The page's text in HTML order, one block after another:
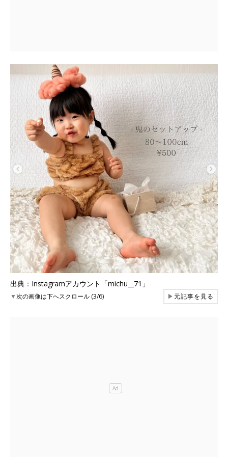
出典：Instagramアカウント「michu__71」
▼次の画像は下へスクロール (3/6) ▶元記事を見る